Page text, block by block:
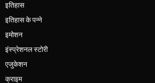
इतिहास
इतिहास के पन्ने
इमोशन
इंस्प्रेशनल स्टोरी
एजुकेशन
क्राइम